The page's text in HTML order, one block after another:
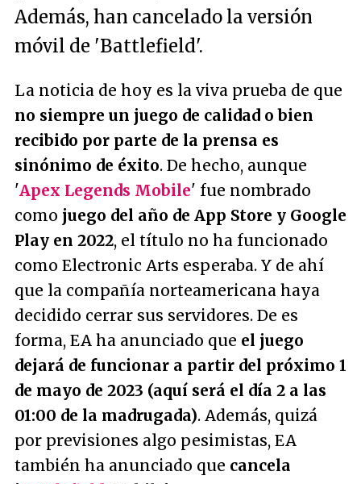
Además, han cancelado la versión
móvil de 'Battlefield'.
La noticia de hoy es la viva prueba de que
no siempre un juego de calidad o bien
recibido por parte de la prensa es
sinónimo de éxito. De hecho, aunque
'Apex Legends Mobile' fue nombrado
como juego del año de App Store y Google
Play en 2022, el título no ha funcionado
como Electronic Arts esperaba. Y de ahí
que la compañía norteamericana haya
decidido cerrar sus servidores. De es
forma, EA ha anunciado que el juego
dejará de funcionar a partir del próximo 1
de mayo de 2023 (aquí será el día 2 a las
01:00 de la madrugada). Además, quizá
por previsiones algo pesimistas, EA
también ha anunciado que cancela